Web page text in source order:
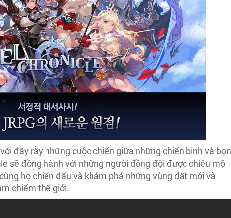
đầy rẫy những cuộc chiến giữa những chiến binh và bọn
sẽ đồng hành với những người đồng đội được chiêu mộ
họ chiến đấu và khám phá những vùng đất mới và
chiếm thế giới.